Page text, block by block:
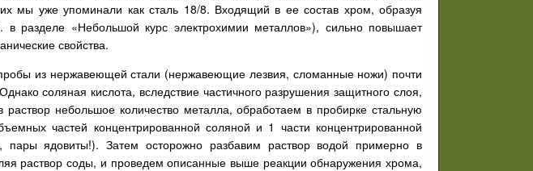
мы уже упоминали как сталь 18/8. Входящий в ее состав хром, образуя
разделе «Небольшой курс электрохимии металлов»), сильно повышает
свойства.
из нержавеющей стали (нержавеющие лезвия, сломанные ножи) почти
соляная кислота, вследствие частичного разрушения защитного слоя,
раствор небольшое количество металла, обработаем в пробирке стальную
частей концентрированной соляной и 1 части концентрированной
пары ядовиты!). Затем осторожно разбавим раствор водой примерно в
раствор соды, и проведем описанные выше реакции обнаружения хрома,